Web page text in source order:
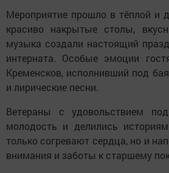
Мероприятие прошло в тёплой и
красиво накрытые столы,
музыка создали настоящий
интерната. Особые эмоции
Кременсков, исполнивший под
и лирические песни.
Ветераны с удовольствием
молодость и делились
только согревают сердца, но и
внимания и заботы к старшему